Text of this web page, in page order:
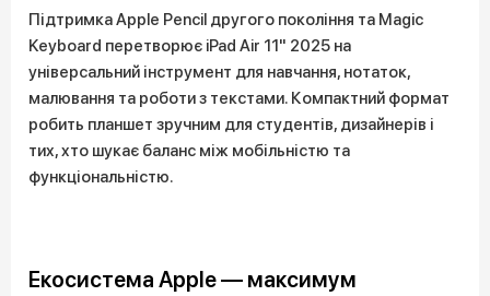
Підтримка Apple Pencil другого покоління та Magic
Keyboard перетворює iPad Air 11" 2025 на
універсальний інструмент для навчання, нотаток,
малювання та роботи з текстами. Компактний формат
робить планшет зручним для студентів, дизайнерів і
тих, хто шукає баланс між мобільністю та
функціональністю.
Екосистема Apple — максимум